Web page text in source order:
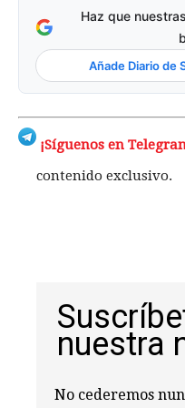
Haz que
Añade Diario de
¡Síguenos en
contenido exclusivo.
nuestra
No cederemos